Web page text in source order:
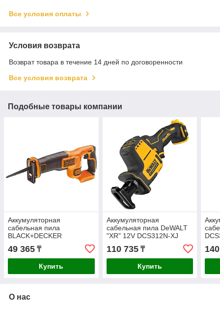
Все условия оплаты
Условия возврата
Возврат товара в течение 14 дней по договоренности
Все условия возврата
Подобные товары компании
Аккумуляторная
сабельная пила
BLACK+DECKER
BDCR18N-XJ
49 365 ₸
Купить
Аккумуляторная
сабельная пила DeWALT
"XR" 12V DCS312N-XJ
110 735₸
Купить
О нас